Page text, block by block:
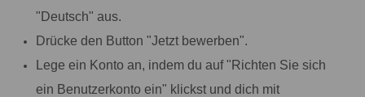
"Deutsch" aus.
Drücke den Button "Jetzt bewerben".
Lege ein Konto an, indem du auf "Richten Sie sich
ein Benutzerkonto ein" klickst und dich mit